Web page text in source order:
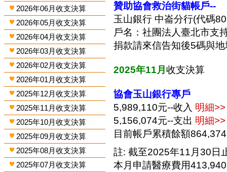
2026年06月收支決算
2026年05月收支決算
2026年04月收支決算
2026年03月收支決算
2026年02月收支決算
2026年01月收支決算
2025年12月收支決算
2025年11月收支決算
2025年10月收支決算
2025年09月收支決算
2025年08月收支決算
2025年07月收支決算
贊助協會救治街貓帳戶--
玉山銀行 中崙分行(代碼
戶名：社團法人臺北市支
捐款請來信告知後5碼與
2025年11月收支決算
協會玉山銀行專戶
5,989,110元--收入 明細>>
5,156,074元--支出 明細>>
目前帳戶累積餘額
註: 截至2025年11月30日
本月申請醫療費用